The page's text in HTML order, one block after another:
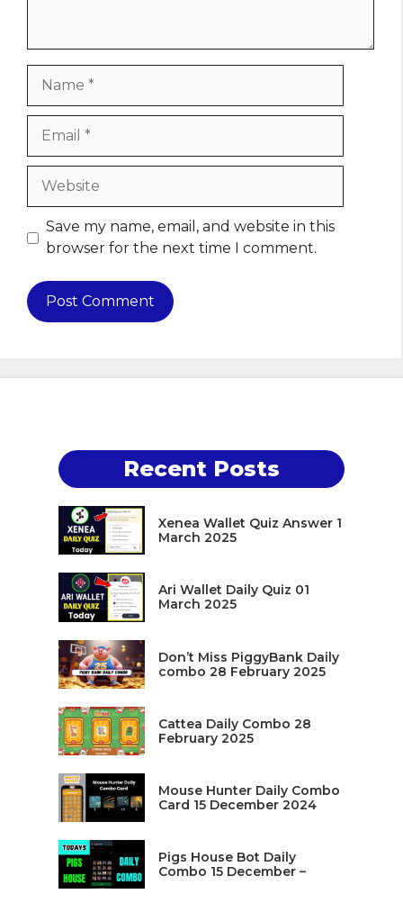
Website
Save my name, email, and website in this
browser for the next time I comment.
Recent Posts
Xenea Wallet Quiz Answer 1
March 2025
Ari Wallet Daily Quiz 01
March 2025
Don’t Miss PiggyBank Daily
combo 28 February 2025
Cattea Daily Combo 28
February 2025
Mouse Hunter Daily Combo
Card 15 December 2024
Pigs House Bot Daily
Combo 15 December –